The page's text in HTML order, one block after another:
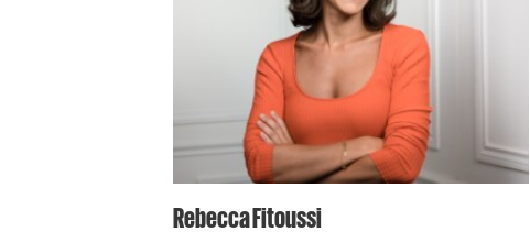
Rebecca Fitoussi